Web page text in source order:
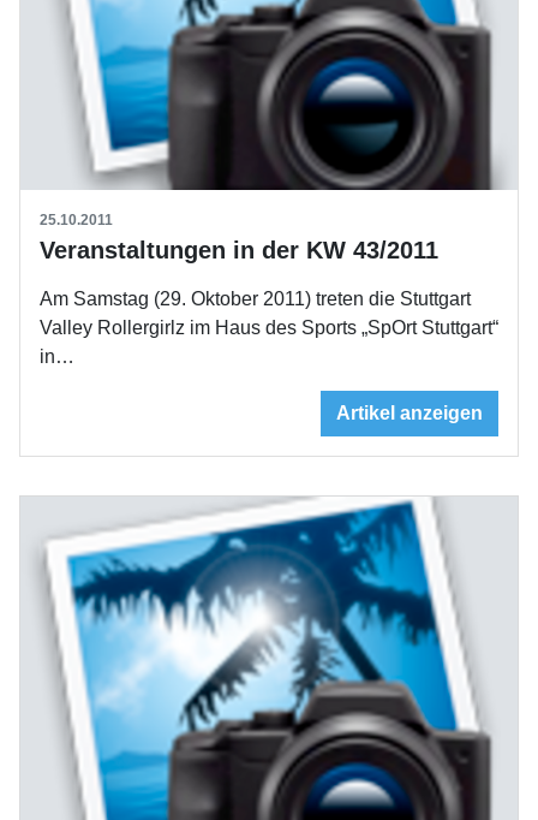
25.10.2011
Veranstaltungen in der KW 43/2011
Am Samstag (29. Oktober 2011) treten die Stuttgart
Valley Rollergirlz im Haus des Sports „SpOrt Stuttgart“
in…
Artikel anzeigen